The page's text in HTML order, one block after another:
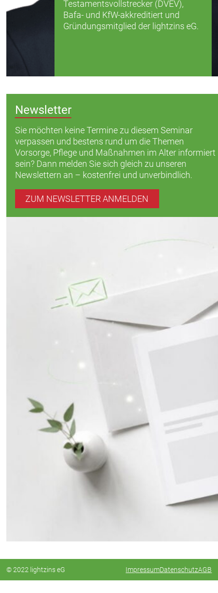
Testamentsvollstrecker (DVEV),
Bafa- und KfW-akkreditiert und
Gründungsmitglied der lightzins eG.
Newsletter
Sie möchten keine Termine zu diesem Seminar
verpassen und bestens rund um die Themen
Vorsorge, Pflege und Maßnahmen im Alter informiert
sein? Dann melden Sie sich gleich zu unseren
Newslettern an – kostenfrei und unverbindlich.
ZUM NEWSLETTER ANMELDEN
© 2022 lightzins eG ImpressumDatenschutzAGB